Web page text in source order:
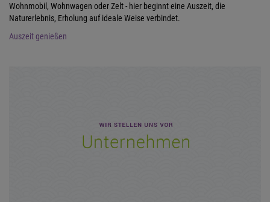
Wohnmobil, Wohnwagen oder Zelt - hier beginnt eine Auszeit, die
Naturerlebnis, Erholung auf ideale Weise verbindet.
Auszeit genießen